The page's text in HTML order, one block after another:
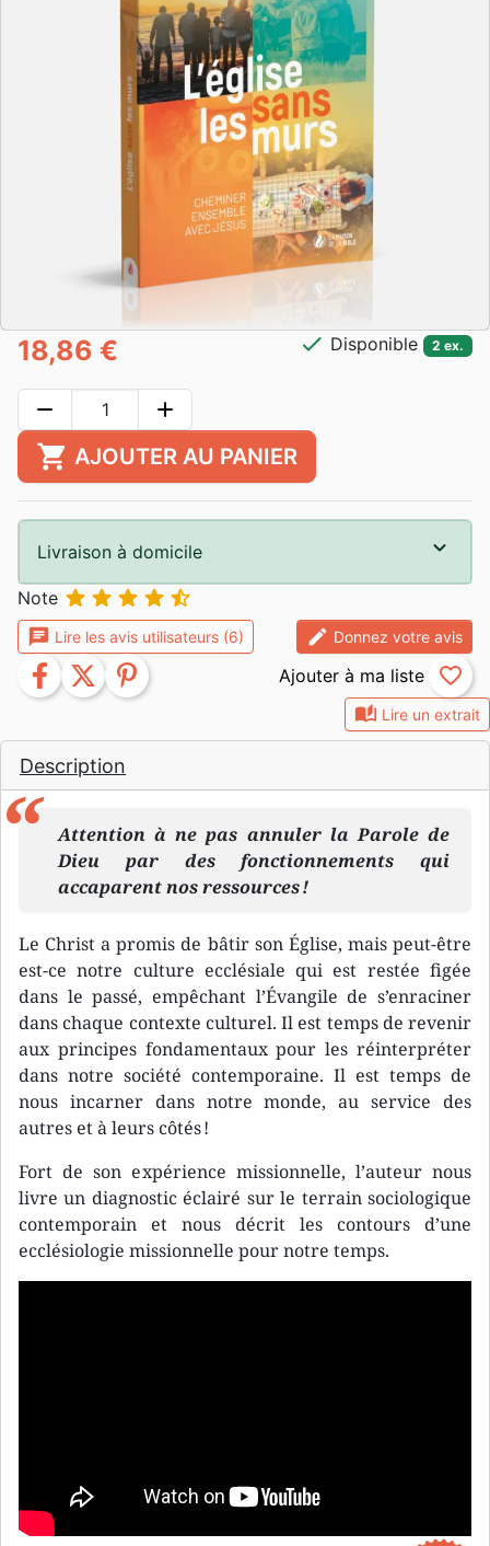
auto_stories Lire un extrait
Description
Attention à ne pas annuler la Parole de
Dieu par des fonctionnements qui
accaparent nos ressources !
Le Christ a promis de bâtir son Église, mais peut-être
est-ce notre culture ecclésiale qui est restée figée
dans le passé, empêchant l’Évangile de s’enraciner
dans chaque contexte culturel. Il est temps de revenir
aux principes fondamentaux pour les réinterpréter
dans notre société contemporaine. Il est temps de
nous incarner dans notre monde, au service des
autres et à leurs côtés !
Fort de son expérience missionnelle, l’auteur nous
livre un diagnostic éclairé sur le terrain sociologique
contemporain et nous décrit les contours d’une
ecclésiologie missionnelle pour notre temps.
18,86 € check Disponible 2 ex.
remove add
shopping_cart AJOUTER AU PANIER
Livraison à domicile
Note     
chat Lire les avis utilisateurs (6) edit Donnez votre avis
facebook twitter pinterest favorite_border